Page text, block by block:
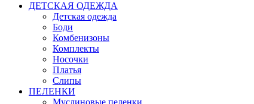
ДЕТСКАЯ ОДЕЖДА
Детская одежда
Боди
Комбенизоны
Комплекты
Носочки
Платья
Слипы
ПЕЛЕНКИ
Муслиновые пеленки